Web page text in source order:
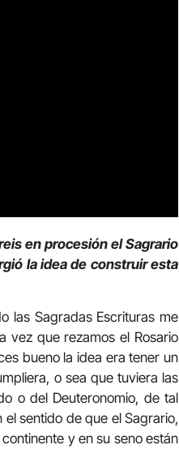
en procesión el Sagrario
la idea de construir esta
las Sagradas Escrituras me
vez que rezamos el Rosario
bueno la idea era tener un
o sea que tuviera las
o del Deuteronomio, de tal
sentido de que el Sagrario,
y en su seno están